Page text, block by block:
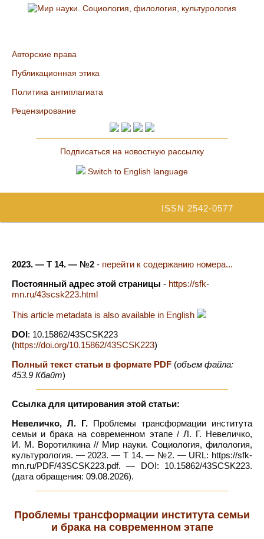
Авторские права
Публикационная этика
Политика антиплагиата
Рецензирование
Подписаться на новостную рассылку
Switch to English language
ISSN 2542-0577
2023. — Т 14. — №2 - перейти к содержанию номера...
Постоянный адрес этой страницы - https://sfk-
mn.ru/43scsk223.html
This article metadata is also available in English
DOI: 10.15862/43SCSK223
(https://doi.org/10.15862/43SCSK223)
Полный текст статьи в формате PDF (объем файла:
453.9 Кбайт)
Ссылка для цитирования этой статьи:
Невеличко, Л. Г. Проблемы трансформации института
семьи и брака на современном этапе / Л. Г. Невеличко,
И. М. Воротилкина // Мир науки. Социология, филология,
культурология. — 2023. — Т 14. — №2. — URL: https://sfk-
mn.ru/PDF/43SCSK223.pdf. — DOI: 10.15862/43SCSK223.
(дата обращения: 09.08.2026).
Проблемы трансформации института семьи
и брака на современном этапе